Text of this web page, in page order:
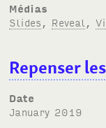
Médias
Slides
Reveal ,
Repenser
Date
January 2019